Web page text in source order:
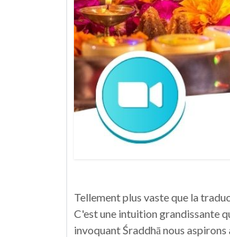
Tellement plus vaste que la
C'est une intuition grandissante
invoquant Śraddhā nous